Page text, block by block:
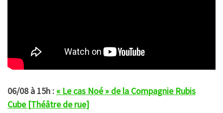
06/08 à 15h : « Le cas Noé » de la Compagnie Rubis
Cube [Théâtre de rue]